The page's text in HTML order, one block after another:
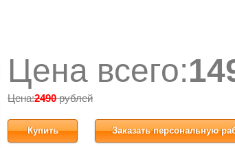
Цена всего:
Цена:2490рублей
Купить Заказать персональную